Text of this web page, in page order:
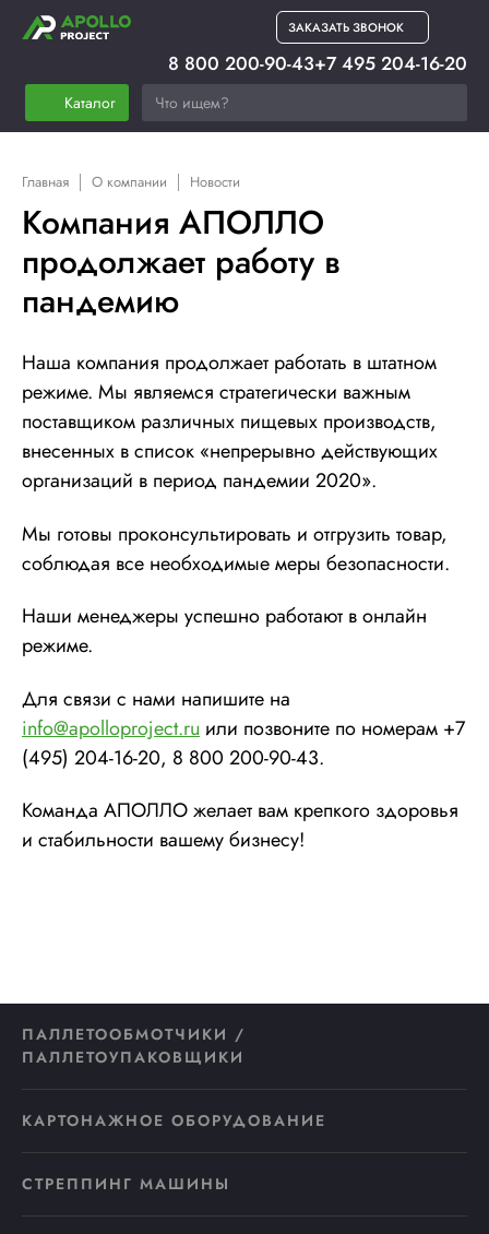
ЗАКАЗАТЬ ЗВОНОК
Каталог
8 800 200-90-43+7 495 204-16-20
Главная О компании Новости
Компания АПОЛЛО
продолжает работу в
пандемию
Наша компания продолжает работать в штатном
режиме. Мы являемся стратегически важным
поставщиком различных пищевых производств,
внесенных в список «непрерывно действующих
организаций в период пандемии 2020».
Мы готовы проконсультировать и отгрузить товар,
соблюдая все необходимые меры безопасности.
Наши менеджеры успешно работают в онлайн
режиме.
Для связи с нами напишите на
info@apolloproject.ru или позвоните по номерам +7
(495) 204-16-20, 8 800 200-90-43.
Команда АПОЛЛО желает вам крепкого здоровья
и стабильности вашему бизнесу!
ПАЛЛЕТООБМОТЧИКИ /
ПАЛЛЕТОУПАКОВЩИКИ
КАРТОНАЖНОЕ ОБОРУДОВАНИЕ
СТРЕППИНГ МАШИНЫ